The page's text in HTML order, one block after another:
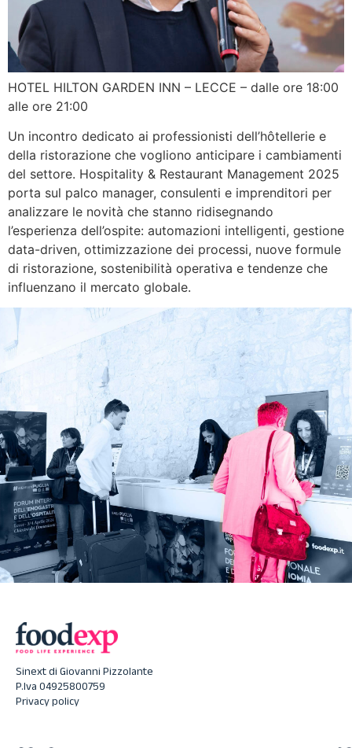
HOTEL HILTON GARDEN INN – LECCE – dalle ore 18:00
alle ore 21:00
Un incontro dedicato ai professionisti dell’hôtellerie e
della ristorazione che vogliono anticipare i cambiamenti
del settore. Hospitality & Restaurant Management 2025
porta sul palco manager, consulenti e imprenditori per
analizzare le novità che stanno ridisegnando
l’esperienza dell’ospite: automazioni intelligenti, gestione
data-driven, ottimizzazione dei processi, nuove formule
di ristorazione, sostenibilità operativa e tendenze che
influenzano il mercato globale.
Sinext di Giovanni Pizzolante
P.Iva 04925800759
Privacy policy